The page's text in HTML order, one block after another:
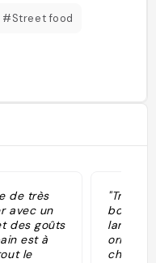
#Street food
de très
avec un
des goûts
est à
le
"Très
bonne
large
chier